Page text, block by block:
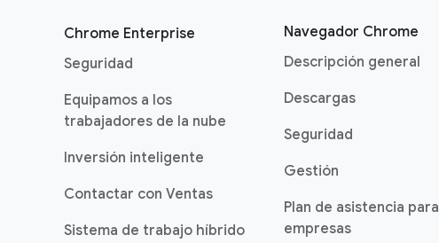
Chrome Enterprise
Seguridad
Equipamos a los
trabajadores de la nube
Inversión inteligente
Contactar con Ventas
Sistema de trabajo híbrido
Navegador Chrome
Descripción general
Descargas
Seguridad
Gestión
Plan de asistencia para
empresas